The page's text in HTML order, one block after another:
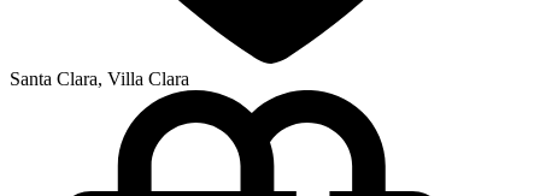
Santa Clara, Villa Clara